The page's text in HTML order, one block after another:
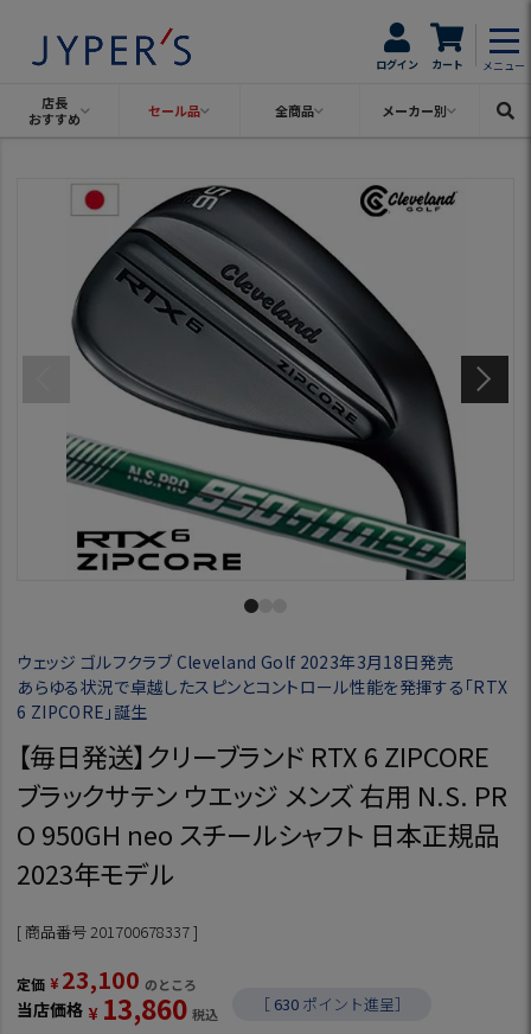
ログイン カート メニュー
店長
おすすめ
セール品 全商品 メーカー別
ウェッジ ゴルフクラブ Cleveland Golf 2023年3月18日発売
あらゆる状況で卓越したスピンとコントロール性能を発揮する「RTX
6 ZIPCORE」誕生
【毎日発送】クリーブランド RTX 6 ZIPCORE
ブラックサテン ウエッジ メンズ 右用 N.S. PR
O 950GH neo スチールシャフト 日本正規品
2023年モデル
商品番号 201700678337
定価 ¥ 23,100 のところ
当店価格 ¥ 13,860 税込 ［ 630 ポイント進呈］